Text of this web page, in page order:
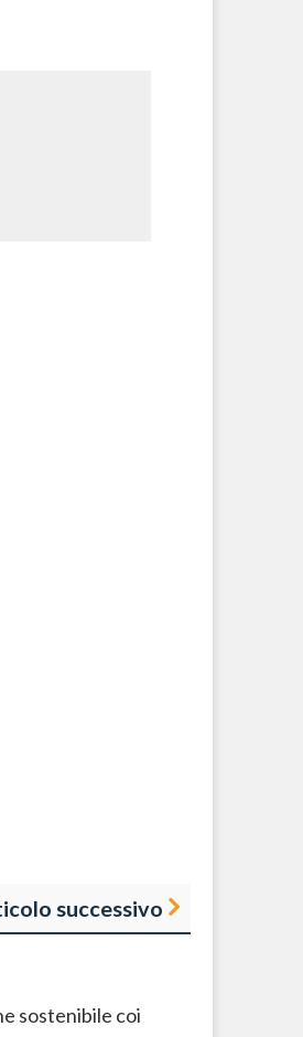
successivo